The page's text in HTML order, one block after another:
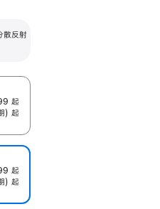
散反射
起
) 起
起
) 起